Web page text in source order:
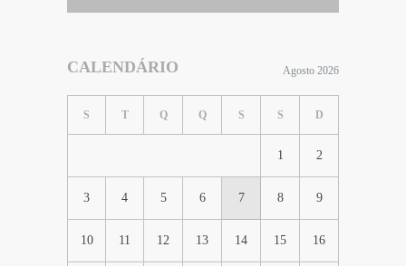
CALENDÁRIO Agosto 2026
S T Q Q S S D
1 2
3 4 5 6 7 8 9
10 11 12 13 14 15 16